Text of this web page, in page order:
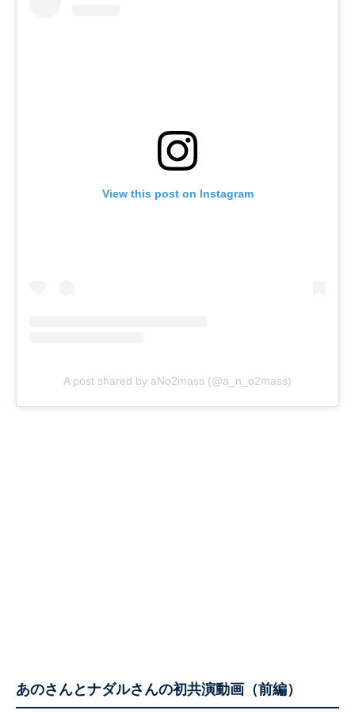
View this post on Instagram
A post shared by aNo2mass (@a_n_o2mass)
あのさんとナダルさんの初共演動画（前編）